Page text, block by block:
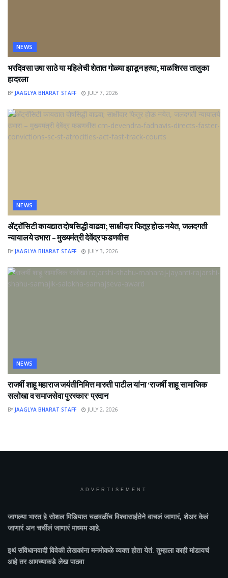
NEWS
भरदिवसा उषा साठे या महिलेची शेतात गोळ्या झाडून हत्या; माळशिरस तालुका
हादरला
BY JAAGLYA BHARAT STAFF JULY 7, 2026
NEWS
ॲट्रॉसिटी कायद्यात दोषसिद्धी वाढवा; साक्षीदार फितूर होऊ नयेत, जलदगती
न्यायालये उभारा – मुख्यमंत्री देवेंद्र फडणवीस
BY JAAGLYA BHARAT STAFF JULY 3, 2026
NEWS
राजर्षी शाहू महाराज जयंतीनिमित्त मारुती पाटील यांना ‘राजर्षी शाहू सामाजिक
सलोखा व समाजसेवा पुरस्कार’ प्रदान
BY JAAGLYA BHARAT STAFF JULY 2, 2026
ADVERTISEMENT
जागल्या भारतहे सोशल मिडियात चळवळींच विश्वासार्हतेने वाचलं जाणारं, शेअर केलं
जाणारं अन चर्चीलं जाणारं माध्यम आहे.
इथं संविधानवादी विवेकी लेखकांना मनमोकळे व्यक्त होता येतं. तुम्हाला काही मांडायचं
आहे तर आमच्याकडे लेख पाठवा